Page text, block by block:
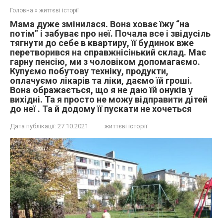
Головна » життєві історії
Мама дуже змінилася. Вона ховає їжу “на
потім” і забуває про неї. Почала все і звідусіль
тягнути до себе в квартиру, її будинок вже
перетворився на справжнісінький склад. Має
гарну пенсію, ми з чоловіком допомагаємо.
Купуємо побутову техніку, продукти,
оплачуємо лікарів та ліки, даємо їй гроші.
Вона ображається, що я не даю їй онуків у
вихідні. Та я просто не можу відправити дітей
до неї . Та й додому її пускати не хочеться
Дата публікації: 27.10.2021 життєві історії